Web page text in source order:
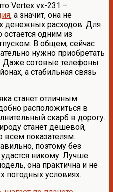
Vertex vx-231 –
, а значит, она не
денежных расходов. Для
остается одним из
В общем, сейчас
нужно приобретать
Даже сотовые телефоны
а стабильная связь
станет отличным
расположиться в
скарб в дорогу.
станет дешевой,
всем показателям.
поэтому без
никому. Лучше
она практична и не
погодных условиях.